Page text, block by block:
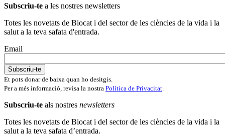
Subscriu-te a les nostres newsletters
Totes les novetats de Biocat i del sector de les ciències de la vida i la
salut a la teva safata d'entrada.
Email
Et pots donar de baixa quan ho desitgis.
Per a més informació, revisa la nostra Política de Privacitat
Subscriu-te als nostres newsletters
Totes les novetats de Biocat i del sector de les ciències de la vida i la
salut a la teva safata d’entrada.